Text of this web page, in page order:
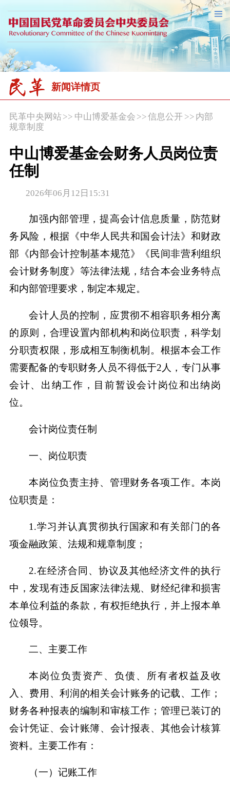
新闻详情页
民革中央网站>> 中山博爱基金会 >>信息公开 >> 内部
规章制度
中山博爱基金会财务人员岗位责
任制
2026年06月12日15:31
加强内部管理，提高会计信息质量，防范财
务风险，根据《中华人民共和国会计法》和财政
部《内部会计控制基本规范》《民间非营利组织
会计财务制度》等法律法规，结合本会业务特点
和内部管理要求，制定本规定。
会计人员的控制，应贯彻不相容职务相分离
的原则，合理设置内部机构和岗位职责，科学划
分职责权限，形成相互制衡机制。根据本会工作
需要配备的专职财务人员不得低于2人，专门从事
会计、出纳工作，目前暂设会计岗位和出纳岗
位。
会计岗位责任制
一、岗位职责
本岗位负责主持、管理财务各项工作。本岗
位职责是：
1.学习并认真贯彻执行国家和有关部门的各
项金融政策、法规和规章制度；
2.在经济合同、协议及其他经济文件的执行
中，发现有违反国家法律法规、财经纪律和损害
本单位利益的条款，有权拒绝执行，并上报本单
位领导。
二、主要工作
本岗位负责资产、负债、所有者权益及收
入、费用、利润的相关会计账务的记载、工作；
财务各种报表的编制和审核工作；管理已装订的
会计凭证、会计账簿、会计报表、其他会计核算
资料。主要工作有：
（一）记账工作